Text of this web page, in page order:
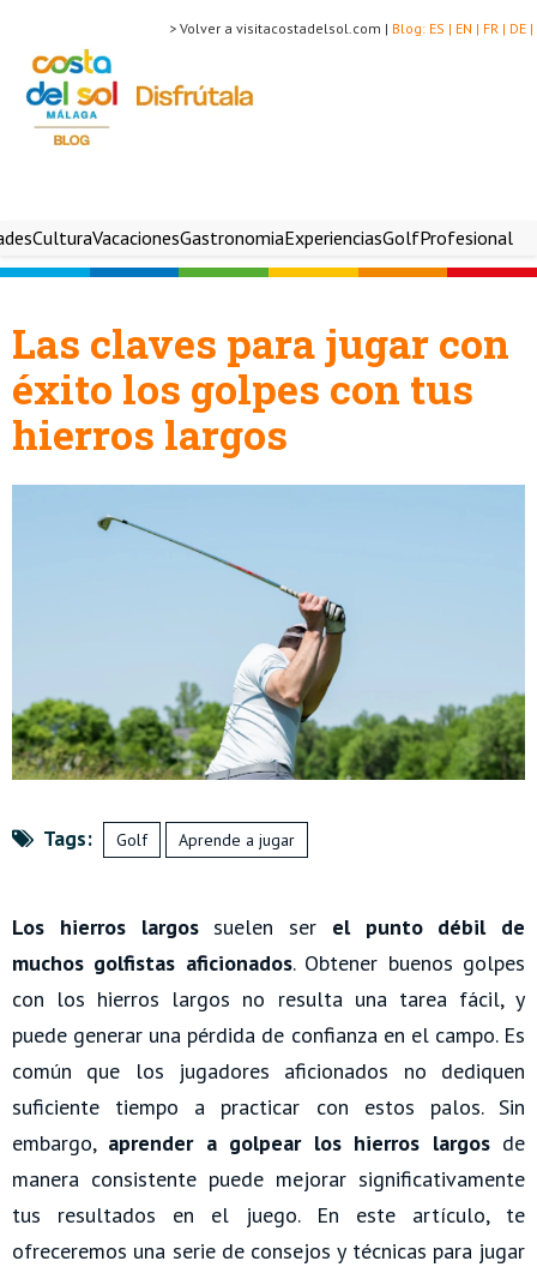
DE |
FR |
EN |
ES |
Blog:
> Volver a visitacostadelsol.com |
CulturaVacacionesGastronomiaExperienciasGolfProfesional
Las claves para jugar con
éxito los golpes con tus
hierros largos
Tags: Golf Aprende a jugar
Los hierros largossuelen ser el punto débil de
muchos golfistas aficionados. Obtener buenos golpes
con los hierros largos no resulta una tarea fácil, y
puede generar una pérdida de confianza en el campo. Es
común que los jugadores aficionados no dediquen
suficiente tiempo a practicar con estos palos. Sin
embargo, aprender a golpear los hierros largosde
manera consistente puede mejorar significativamente
tus resultados en el juego. En este artículo, te
ofreceremos una serie de consejos y técnicas para jugar